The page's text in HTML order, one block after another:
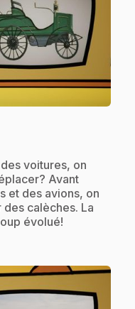
voitures, on
Avant
et des avions, on
calèches. La
évolué!